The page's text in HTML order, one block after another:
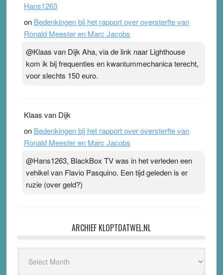
Hans1263
on Bedenkingen bij het rapport over oversterfte van
Ronald Meester en Marc Jacobs
@Klaas van Dijk Aha, via de link naar Lighthouse
kom ik bij frequenties en kwantummechanica terecht,
voor slechts 150 euro.
Klaas van Dijk
on Bedenkingen bij het rapport over oversterfte van
Ronald Meester en Marc Jacobs
@Hans1263, BlackBox TV was in het verleden een
vehikel van Flavio Pasquino. Een tijd geleden is er
ruzie (over geld?)
ARCHIEF KLOPTDATWEL.NL
Kloptdatwel.nl